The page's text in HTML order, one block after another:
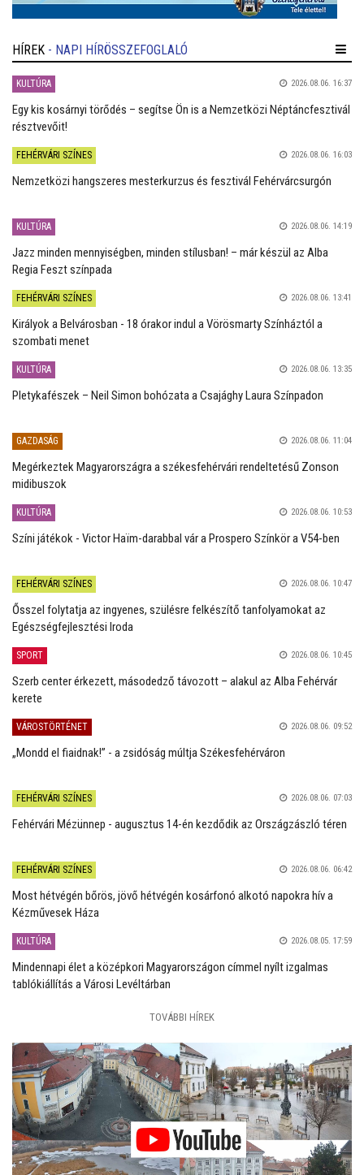
HÍREK - NAPI HÍRÖSSZEFOGLALÓ
KULTÚRA 2026.08.06. 16:37
Egy kis kosárnyi törődés – segítse Ön is a Nemzetközi Néptáncfesztivál
résztvevőit!
FEHÉRVÁRI SZÍNES 2026.08.06. 16:03
Nemzetközi hangszeres mesterkurzus és fesztivál Fehérvárcsurgón
KULTÚRA 2026.08.06. 14:19
Jazz minden mennyiségben, minden stílusban! – már készül az Alba
Regia Feszt színpada
FEHÉRVÁRI SZÍNES 2026.08.06. 13:41
Királyok a Belvárosban - 18 órakor indul a Vörösmarty Színháztól a
szombati menet
KULTÚRA 2026.08.06. 13:35
Pletykafészek – Neil Simon bohózata a Csajághy Laura Színpadon
GAZDASÁG 2026.08.06. 11:04
Megérkeztek Magyarországra a székesfehérvári rendeltetésű Zonson
midibuszok
KULTÚRA 2026.08.06. 10:53
Színi játékok - Victor Haïm-darabbal vár a Prospero Színkör a V54-ben
FEHÉRVÁRI SZÍNES 2026.08.06. 10:47
Ősszel folytatja az ingyenes, szülésre felkészítő tanfolyamokat az
Egészségfejlesztési Iroda
SPORT 2026.08.06. 10:45
Szerb center érkezett, másodedző távozott – alakul az Alba Fehérvár
kerete
VÁROSTÖRTÉNET 2026.08.06. 09:52
„Mondd el fiaidnak!” - a zsidóság múltja Székesfehérváron
FEHÉRVÁRI SZÍNES 2026.08.06. 07:03
Fehérvári Mézünnep - augusztus 14-én kezdődik az Országzászló téren
FEHÉRVÁRI SZÍNES 2026.08.06. 06:42
Most hétvégén bőrös, jövő hétvégén kosárfonó alkotó napokra hív a
Kézművesek Háza
KULTÚRA 2026.08.05. 17:59
Mindennapi élet a középkori Magyarországon címmel nyílt izgalmas
tablókiállítás a Városi Levéltárban
TOVÁBBI HÍREK